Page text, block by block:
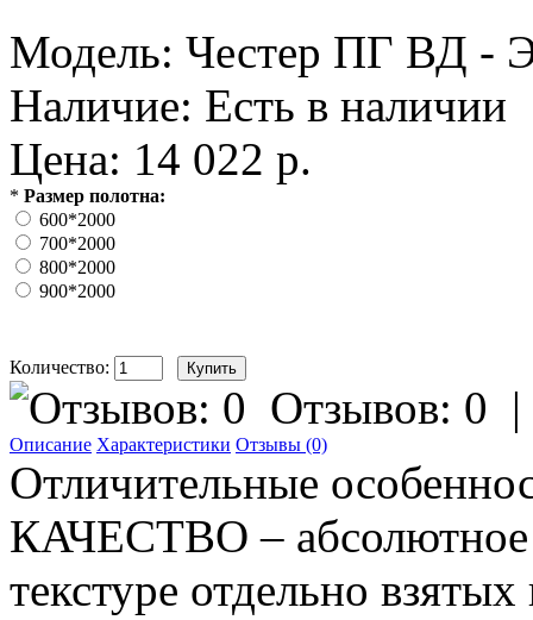
Модель: Честер ПГ ВД -
Наличие: Есть в наличии
Цена: 14 022 р.
* Размер полотна:
600*2000
700*2000
800*2000
900*2000
Количество:
Отзывов: 0
Описание Характеристики Отзывы (0)
Отличительные
КАЧЕСТВО – абсолютное
текстуре отдельно